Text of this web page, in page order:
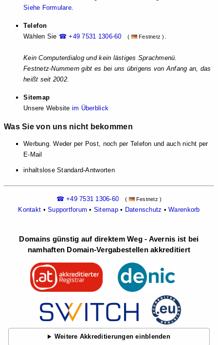
Siehe Formulare.
Telefon
Wählen Sie ☎ +49 7531 1306-60 ( Festnetz ) .
Kein Computerdialog und kein lästiges Sprachmenü.
Festnetz-Nummern gibt es bei uns übrigens von Anfang an, das
heißt seit 2002.
Sitemap
Unsere Website im Überblick
Was Sie von uns nicht bekommen
Werbung. Weder per Post, noch per Telefon und auch nicht per
E-Mail
inhaltslose Standard-Antworten
☎ +49 7531 1306-60 ( Festnetz )
Kontakt •Supportforum • Sitemap• Datenschutz •Warenkorb
Domains günstig auf direktem Weg - Avernis ist bei
namhaften Domain-Vergabestellen akkreditiert
Weitere Akkreditierungen einblenden